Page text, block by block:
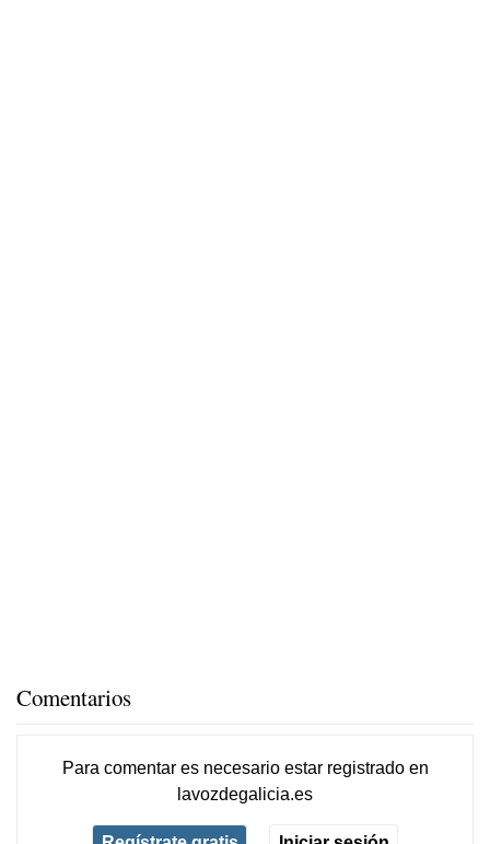
Comentarios
Para comentar es necesario estar registradoen
lavozdegalicia.es